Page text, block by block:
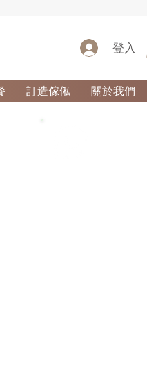
登入
訂造傢俬 關於我們